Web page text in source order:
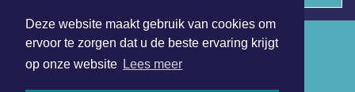
Deze website maakt gebruik van cookies om
ervoor te zorgen dat u de beste ervaring krijgt
op onze website Lees meer
Algemene voorwaarden
Disclaimer